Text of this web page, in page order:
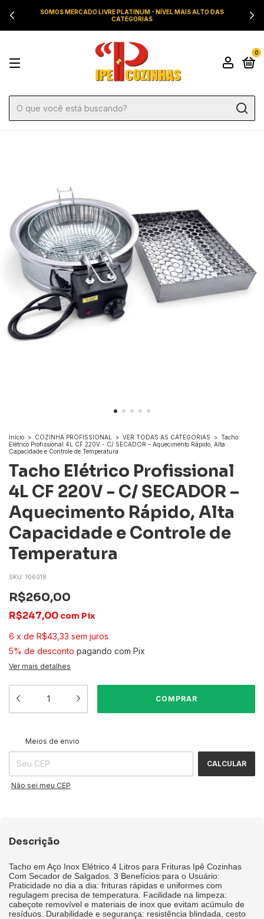
SOMOS MERCADO LIVRE PLATINUM - NÍVEL MAIS ALTO DAS
CATEGORIAS
0
Início > COZINHA PROFISSIONAL > VER TODAS AS CATEGORIAS > Tacho
Elétrico Profissional 4L CF 220V - C/ SECADOR – Aquecimento Rápido, Alta
Capacidade e Controle de Temperatura
Tacho Elétrico Profissional
4L CF 220V - C/ SECADOR –
Aquecimento Rápido, Alta
Capacidade e Controle de
Temperatura
SKU: 106018
R$260,00
R$247,00 com Pix
6 x de R$43,33 sem juros
5% de desconto pagando com Pix
Ver mais detalhes
Entregas para o CEP:
Meios de envio
CALCULAR
Não sei meu CEP
Descrição
Tacho em Aço Inox Elétrico 4 Litros para Frituras Ipê Cozinhas
Com Secador de Salgados. 3 Benefícios para o Usuário:
Praticidade no dia a dia: frituras rápidas e uniformes com
regulagem precisa de temperatura. Facilidade na limpeza:
cabeçote removível e materiais de inox que evitam acúmulo de
resíduos. Durabilidade e segurança: resistência blindada, cesto